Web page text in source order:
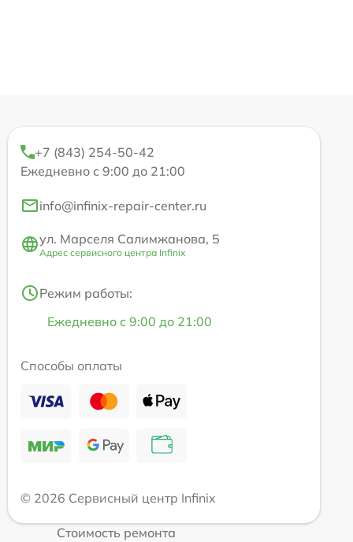
+7 (843) 254-50-42
Ежедневно с 9:00 до 21:00
info@infinix-repair-center.ru
ул. Марселя Салимжанова, 5
Адрес сервисного центра Infinix
Режим работы:
Ежедневно с 9:00 до 21:00
Способы оплаты
© 2026 Сервисный центр Infinix
Стоимость ремонта